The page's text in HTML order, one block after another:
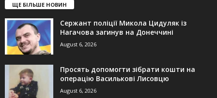
ЩЕ БІЛЬШЕ НОВИН
Сержант поліції Микола Цидуляк із
Нагачова загинув на Донеччині
August 6, 2026
Просять допомогти зібрати кошти на
операцію Василькові Лисовцю
August 6, 2026